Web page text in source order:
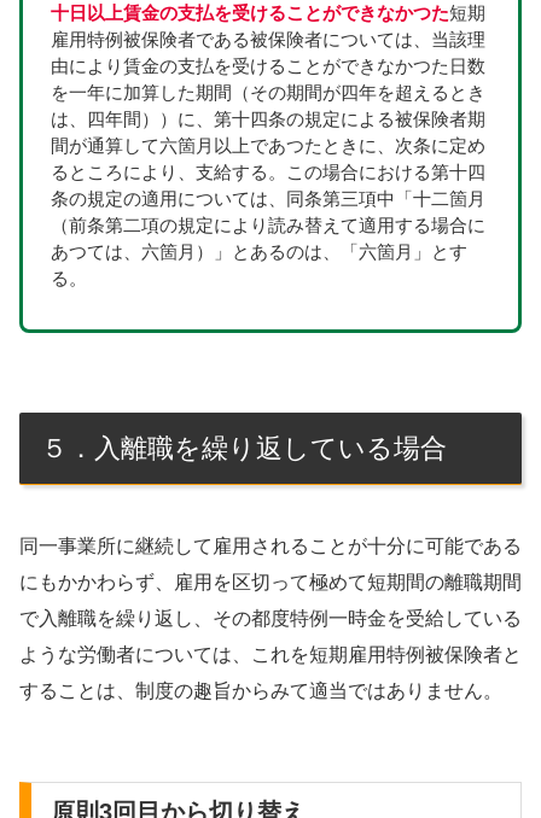
十日以上賃金の支払を受けることができなかつた短期
雇用特例被保険者である被保険者については、当該理
由により賃金の支払を受けることができなかつた日数
を一年に加算した期間（その期間が四年を超えるとき
は、四年間））に、第十四条の規定による被保険者期
間が通算して六箇月以上であつたときに、次条に定め
るところにより、支給する。この場合における第十四
条の規定の適用については、同条第三項中「十二箇月
（前条第二項の規定により読み替えて適用する場合に
あつては、六箇月）」とあるのは、「六箇月」とす
る。
５．入離職を繰り返している場合
同一事業所に継続して雇用されることが十分に可能である
にもかかわらず、雇用を区切って極めて短期間の離職期間
で入離職を繰り返し、その都度特例一時金を受給している
ような労働者については、これを短期雇用特例被保険者と
することは、制度の趣旨からみて適当ではありません。
原則3回目から切り替え